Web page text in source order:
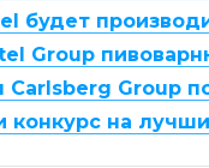
будет
Group
Group
конкурс на